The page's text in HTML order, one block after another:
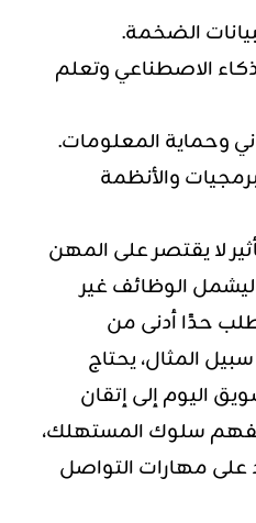
الضخمة.
الاصطناعي وتعلم
وحماية المعلومات.
والأنظمة
لا يقتصر على المهن
ليشمل الوظائف غير
حدًا أدنى من
المثال، يحتاج
اليوم إلى إتقان
لفهم سلوك المستهلك،
على مهارات التواصل